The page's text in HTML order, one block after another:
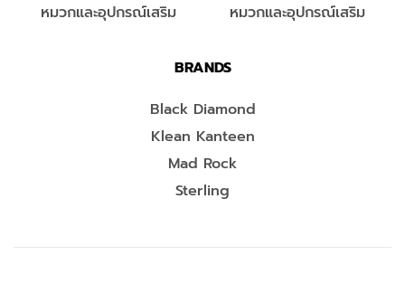
หมวกและอุปกรณ์เสริม
หมวกและอุปกรณ์เสริม
BRANDS
Black Diamond
Klean Kanteen
Mad Rock
Sterling